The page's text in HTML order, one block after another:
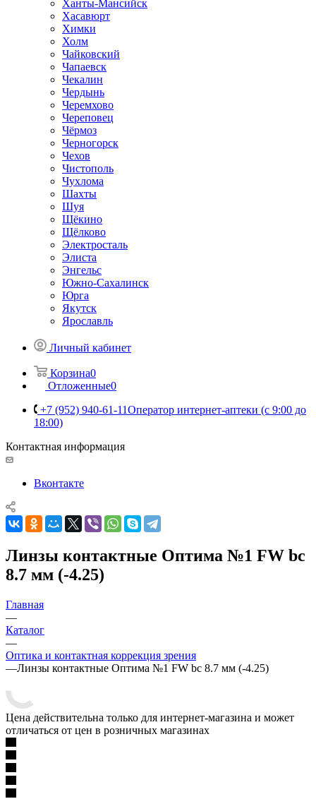
Ханты-Мансийск
Хасавюрт
Химки
Холм
Чайковский
Чапаевск
Чекалин
Чердынь
Черемхово
Череповец
Чёрмоз
Черногорск
Чехов
Чистополь
Чухлома
Шахты
Шуя
Щёкино
Щёлково
Электросталь
Элиста
Энгельс
Южно-Сахалинск
Юрга
Якутск
Ярославль
Личный кабинет
Корзина0
Отложенные0
+7 (952) 940-61-11Оператор интернет-аптеки (с 9:00 до
18:00)
Контактная информация
Вконтакте
Линзы контактные Оптима №1 FW bc
8.7 мм (-4.25)
Главная
—
Каталог
—
Оптика и контактная коррекция зрения
—Линзы контактные Оптима №1 FW bc 8.7 мм (-4.25)
Цена действительна только для интернет-магазина и может
отличаться от цен в розничных магазинах